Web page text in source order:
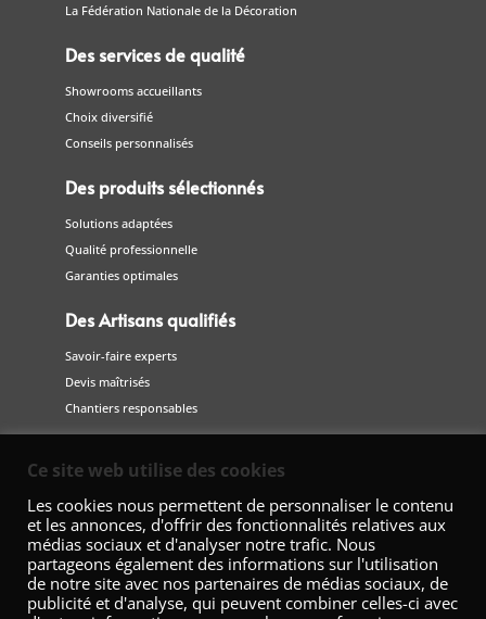
La Fédération Nationale de la Décoration
Des services de qualité
Showrooms accueillants
Choix diversifié
Conseils personnalisés
Des produits sélectionnés
Solutions adaptées
Qualité professionnelle
Garanties optimales
Des Artisans qualifiés
Savoir-faire experts
Devis maîtrisés
Chantiers responsables
Ce site web utilise des cookies
Les cookies nous permettent de personnaliser le contenu
et les annonces, d'offrir des fonctionnalités relatives aux
médias sociaux et d'analyser notre trafic. Nous
partageons également des informations sur l'utilisation
de notre site avec nos partenaires de médias sociaux, de
publicité et d'analyse, qui peuvent combiner celles-ci avec